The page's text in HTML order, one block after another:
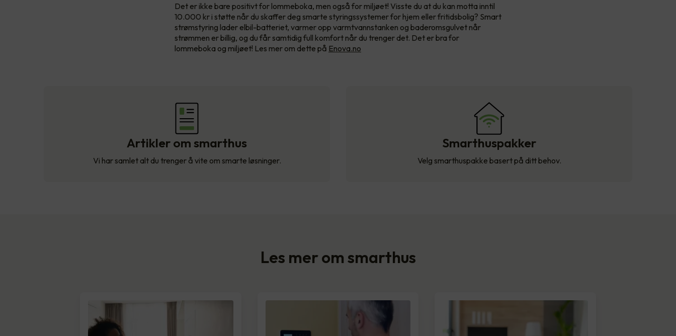
Det er ikke bare positivt for lommeboka, men også for miljøet! Visste du at du kan motta inntil
10.000 kr i støtte når du skaffer deg smarte styringssystemer for hjem eller fritidsbolig? Smart
strømstyring lader elbil-batteriet, varmer opp varmtvannstanken og baderomsgulvet når
strømmen er billig, og du får samtidig full komfort når du trenger det. Det er bra for
lommeboka og miljøet! Les mer om dette på Enova.no
Artikler om smarthus
Vi har samlet alt du trenger å vite om smarte løsninger.
Smarthuspakker
Velg smarthuspakke basert på ditt behov.
Les mer om smarthus